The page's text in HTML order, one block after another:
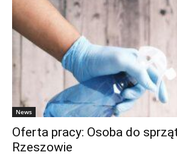
News
Oferta pracy: Osoba do
Rzeszowie